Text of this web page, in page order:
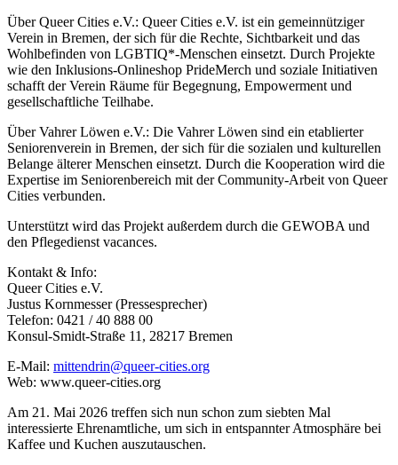
Über Queer Cities e.V.: Queer Cities e.V. ist ein gemeinnütziger
Verein in Bremen, der sich für die Rechte, Sichtbarkeit und das
Wohlbefinden von LGBTIQ*-Menschen einsetzt. Durch Projekte
wie den Inklusions-Onlineshop PrideMerch und soziale Initiativen
schafft der Verein Räume für Begegnung, Empowerment und
gesellschaftliche Teilhabe.
Über Vahrer Löwen e.V.: Die Vahrer Löwen sind ein etablierter
Seniorenverein in Bremen, der sich für die sozialen und kulturellen
Belange älterer Menschen einsetzt. Durch die Kooperation wird die
Expertise im Seniorenbereich mit der Community-Arbeit von Queer
Cities verbunden.
Unterstützt wird das Projekt außerdem durch die GEWOBA und
den Pflegedienst vacances.
Kontakt & Info:
Queer Cities e.V.
Justus Kornmesser (Pressesprecher)
Telefon: 0421 / 40 888 00
Konsul-Smidt-Straße 11, 28217 Bremen
E-Mail: mittendrin@queer-cities.org
Web: www.queer-cities.org
Am 21. Mai 2026 treffen sich nun schon zum siebten Mal
interessierte Ehrenamtliche, um sich in entspannter Atmosphäre bei
Kaffee und Kuchen auszutauschen.